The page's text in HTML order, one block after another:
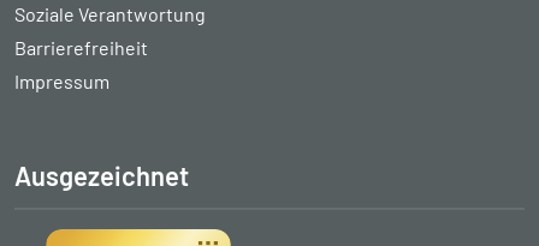
Soziale Verantwortung
Barrierefreiheit
Impressum
Ausgezeichnet